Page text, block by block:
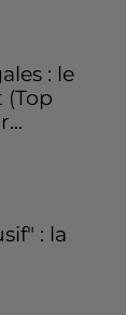
: le
(Top
: la